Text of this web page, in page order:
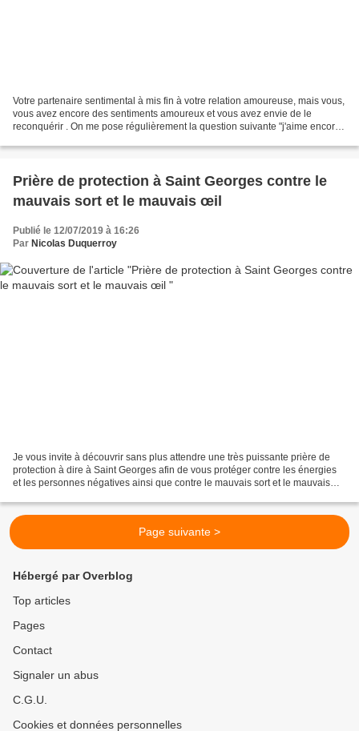
Votre partenaire sentimental à mis fin à votre relation amoureuse, mais vous,
vous avez encore des sentiments amoureux et vous avez envie de le
reconquérir . On me pose régulièrement la question suivante "j'aime encore
Prière de protection à Saint Georges contre le
mauvais sort et le mauvais œil
Publié le 12/07/2019 à 16:26
Par Nicolas Duquerroy
Je vous invite à découvrir sans plus attendre une très puissante prière de
protection à dire à Saint Georges afin de vous protéger contre les énergies
et les personnes négatives ainsi que contre le mauvais sort et le mauvais
Page suivante >
Hébergé par Overblog
Top articles
Pages
Contact
Signaler un abus
C.G.U.
Cookies et données personnelles